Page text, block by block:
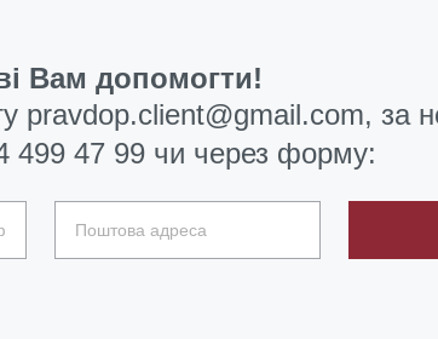
Вам допомогти!
pravdop.client@gmail.com, за
499 47 99 чи через форму: